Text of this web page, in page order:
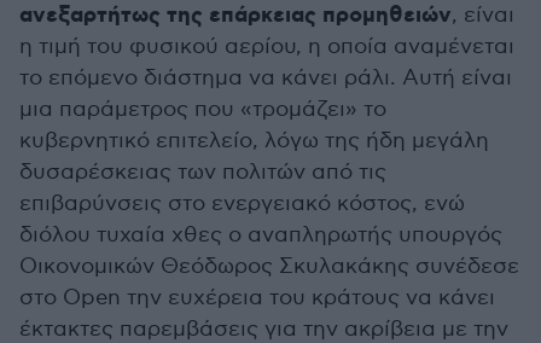
ανεξαρτήτως της επάρκειας προμηθειών, είναι
η τιμή του φυσικού αερίου, η οποία αναμένεται
το επόμενο διάστημα να κάνει ράλι. Αυτή είναι
μια παράμετρος που «τρομάζει» το
κυβερνητικό επιτελείο, λόγω της ήδη μεγάλη
δυσαρέσκειας των πολιτών από τις
επιβαρύνσεις στο ενεργειακό κόστος, ενώ
διόλου τυχαία χθες ο αναπληρωτής υπουργός
Οικονομικών Θεόδωρος Σκυλακάκης συνέδεσε
στο Open την ευχέρεια του κράτους να κάνει
έκτακτες παρεμβάσεις για την ακρίβεια με την